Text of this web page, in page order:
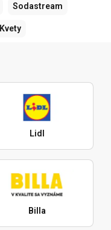
Sodastream
Kvety
Lidl
Billa